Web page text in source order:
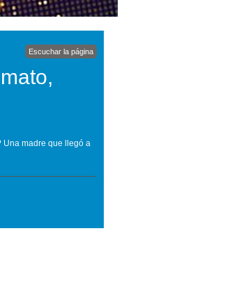
Escuchar la página
Una madre que llegó a